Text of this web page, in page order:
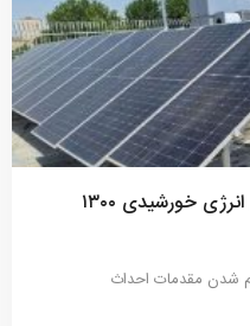
آغاز مقدمات احداث نیروگاه‌های انرژی خورشیدی ۱۳۰۰
شدن مقدمات احداث